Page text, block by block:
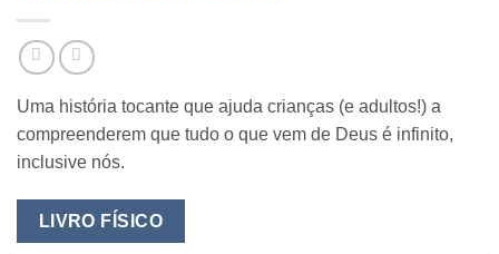
Uma história tocante que ajuda crianças (e adultos!) a
compreenderem que tudo o que vem de Deus é infinito,
inclusive nós.
LIVRO FÍSICO